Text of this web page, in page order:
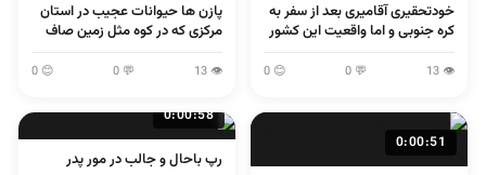
خودتحقیری آقامیری بعد از سفر به
کره جنوبی و اما واقعیت این کشور
👁 13
💬 0
😊 0
پازن ها حیوانات عجیب در استان
مرکزی که در کوه مثل زمین صاف
👁 13
💬 0
😊 0
0:00:51
0:00:58
رپ باحال و جالب در مور پدر